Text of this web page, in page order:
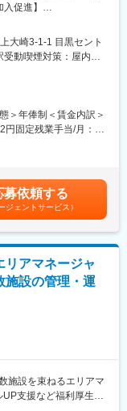
ており、外部研修へ
向上に向けた学習・
益性」を最大化する
算の策定と予実管理
率）のモニタリングと
たコラボメニュー・販
グ・備品手配・トレー
策定
促進】
ービス「U-NEXT」の
単なる営業に留まら
構築まで担い、売上
・マネジメントまで
の提案・契約獲得
拠点を担当）
顧客への加入促進営業
イトスタッフの管理
～30代中心。現場を担
大崎3-1-1 目黒セント
動喫煙対策：屋内全
所：東京都 受動喫煙
る事業所
＞年俸制＜賃金内訳＞
固定残業手当/月：
経験、スキルに応じ決
までも目安の金額で
ます。月給(月額)は固定
募依頼する
ジェントサービス）
リアマネージャ
設の管理・運
施設を束ねるエリアマ
支援など福利厚生充